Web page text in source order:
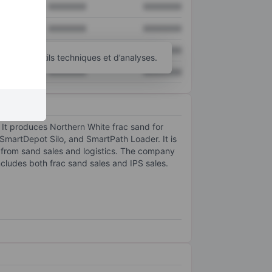
XXXXXXX XXXXXXX
outils techniques et d’analyses.
produces Northern White frac sand for
Silo, and SmartPath Loader. It is
sand sales and logistics. The company
both frac sand sales and IPS sales.